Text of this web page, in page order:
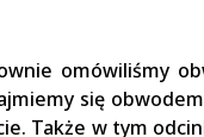
omówiliśmy
się
Także w tym